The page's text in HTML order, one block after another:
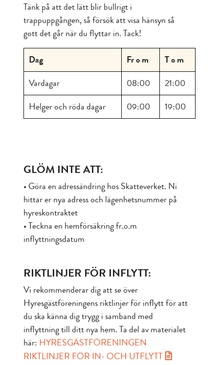
Tänk på att det lätt blir bullrigt i
trappuppgången, så försök att visa hänsyn så
gott det går när du flyttar in. Tack!
Dag Fr o m
T o m
Vardagar
08:00
21:00
Helger och röda dagar
09:00 19:00
GLÖM INTE ATT:
• Göra en adressändring hos Skatteverket. Ni
hittar er nya adress och lägenhetsnummer på
hyreskontraktet
• Teckna en hemförsäkring fr.o.m
inflyttningsdatum
RIKTLINJER FÖR INFLYTT:
Vi rekommenderar dig att se över
Hyresgästföreningens riktlinjer för inflytt för att
du ska känna dig trygg i samband med
inflyttning till ditt nya hem. Ta del av materialet
här: HYRESGÄSTFÖRENINGEN
RIKTLINJER FÖR IN- OCH UTFLYTT